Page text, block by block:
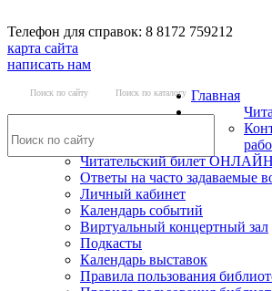
Телефон для справок: 8 8172 759212
карта сайта
написать нам
Поиск по сайту Поиск по каталогу Главная
Читательский билет ОНЛАЙН
Ответы на часто задаваемые
Личный кабинет
Календарь событий
Виртуальный концертный зал
Подкасты
Календарь выставок
Правила пользования